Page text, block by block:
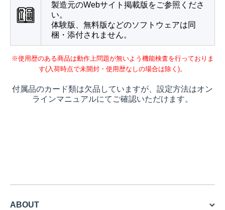
製造元のWebサイト掲載版をご参照くださ
い。
体験版、無料版などのソフトウェアは同
梱・添付されません。
※使用歴のある商品は動作上問題が無いよう機能検査を行っておりま
す(入荷時点で未開封・使用歴なしの場合は除く)。
付属品のカード類は欠品していますが、設定方法はオン
ラインマニュアルにてご確認いただけます。
ABOUT